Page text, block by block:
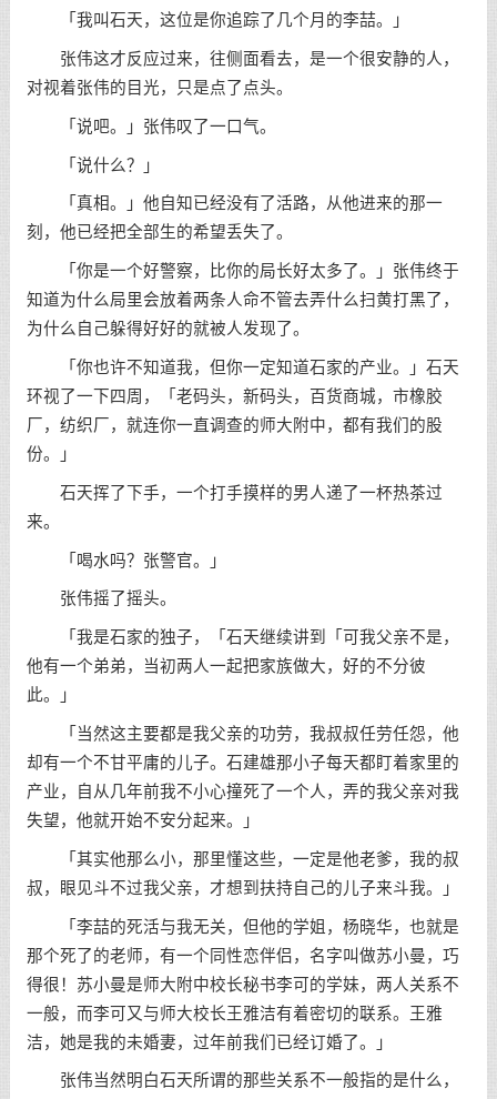
「我叫石天，这位是你追踪了几个月的李喆。」
张伟这才反应过来，往侧面看去，是一个很安静的人，
对视着张伟的目光，只是点了点头。
「说吧。」张伟叹了一口气。
「说什么？」
「真相。」他自知已经没有了活路，从他进来的那一
刻，他已经把全部生的希望丢失了。
「你是一个好警察，比你的局长好太多了。」张伟终于
知道为什么局里会放着两条人命不管去弄什么扫黄打黑了，
为什么自己躲得好好的就被人发现了。
「你也许不知道我，但你一定知道石家的产业。」石天
环视了一下四周，「老码头，新码头，百货商城，市橡胶
厂，纺织厂，就连你一直调查的师大附中，都有我们的股
份。」
石天挥了下手，一个打手摸样的男人递了一杯热茶过
来。
「喝水吗？张警官。」
张伟摇了摇头。
「我是石家的独子，「石天继续讲到「可我父亲不是，
他有一个弟弟，当初两人一起把家族做大，好的不分彼
此。」
「当然这主要都是我父亲的功劳，我叔叔任劳任怨，他
却有一个不甘平庸的儿子。石建雄那小子每天都盯着家里的
产业，自从几年前我不小心撞死了一个人，弄的我父亲对我
失望，他就开始不安分起来。」
「其实他那么小，那里懂这些，一定是他老爹，我的叔
叔，眼见斗不过我父亲，才想到扶持自己的儿子来斗我。」
「李喆的死活与我无关，但他的学姐，杨晓华，也就是
那个死了的老师，有一个同性恋伴侣，名字叫做苏小曼，巧
得很！苏小曼是师大附中校长秘书李可的学妹，两人关系不
一般，而李可又与师大校长王雅洁有着密切的联系。王雅
洁，她是我的未婚妻，过年前我们已经订婚了。」
张伟当然明白石天所谓的那些关系不一般指的是什么，